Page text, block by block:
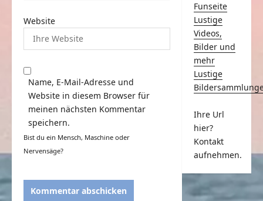
Website
Name, E-Mail-Adresse und
Website in diesem Browser für
meinen nächsten Kommentar
speichern.
Bist du ein Mensch, Maschine oder
Nervensäge?
Funseite
Lustige
Videos,
Bilder und
mehr
Lustige
Ihre Url
hier?
Kontakt
aufnehmen.